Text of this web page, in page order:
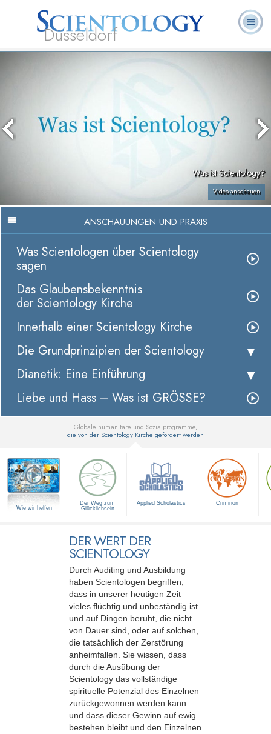
Düsseldorf
Geistliche
Was ist Scientology?
Video anschauen
ANSCHAUUNGEN UND PRAXIS
Was Scientologen über Scientology
sagen
Das Glaubensbekenntnis
der Scientology Kirche
Innerhalb einer Scientology Kirche
Die Grundprinzipien der Scientology
Dianetik: Eine Einführung
Liebe und Hass – Was ist GRÖSSE?
Globale humanitäre und Sozialprogramme,
die von der Scientology Kirche gefördert werden
Wie wir helfen
Der Weg zum
Glücklichsein
Applied Scholastics Criminon
DER WERT DER
SCIENTOLOGY
Durch Auditing und Ausbildung
haben Scientologen begriffen,
dass in unserer heutigen Zeit
vieles flüchtig und unbeständig ist
und auf Dingen beruht, die nicht
von Dauer sind, oder auf solchen,
die tatsächlich der Zerstörung
anheimfallen. Sie wissen, dass
durch die Ausübung der
Scientology das vollständige
spirituelle Potenzial des Einzelnen
zurückgewonnen werden kann
und dass dieser Gewinn auf ewig
bestehen bleibt und den Einzelnen